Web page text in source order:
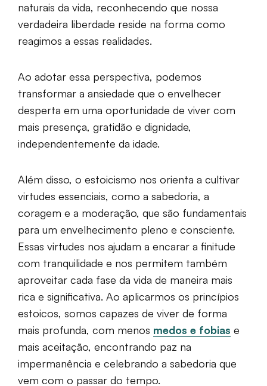
naturais da vida, reconhecendo que nossa
verdadeira liberdade reside na forma como
reagimos a essas realidades.
Ao adotar essa perspectiva, podemos
transformar a ansiedade que o envelhecer
desperta em uma oportunidade de viver com
mais presença, gratidão e dignidade,
independentemente da idade.
Além disso, o estoicismo nos orienta a cultivar
virtudes essenciais, como a sabedoria, a
coragem e a moderação, que são fundamentais
para um envelhecimento pleno e consciente.
Essas virtudes nos ajudam a encarar a finitude
com tranquilidade e nos permitem também
aproveitar cada fase da vida de maneira mais
rica e significativa. Ao aplicarmos os princípios
estoicos, somos capazes de viver de forma
mais profunda, com menos medos e fobias e
mais aceitação, encontrando paz na
impermanência e celebrando a sabedoria que
vem com o passar do tempo.